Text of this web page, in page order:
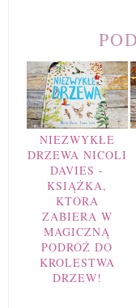
NIEZWYKŁE
DRZEWA NICOLI
DAVIES -
KSIĄŻKA,
KTÓRA
ZABIERA W
MAGICZNĄ
PODRÓŻ DO
KROLESTWA
DRZEW!